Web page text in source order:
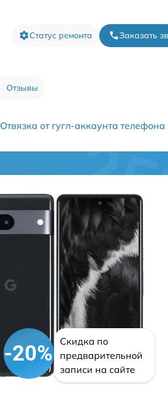
Статус ремонта Заказать
Отзывы
Отвязка от гугл-аккаунта телефона
-20%
Скидка по
предварительной
записи на сайте